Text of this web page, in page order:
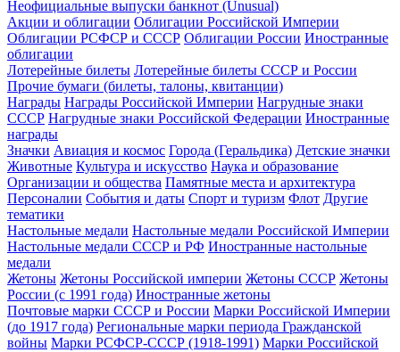
Неофициальные выпуски банкнот (Unusual)
Акции и облигации Облигации Российской Империи
Облигации РСФСР и СССР Облигации России Иностранные
облигации
Лотерейные билеты Лотерейные билеты СССР и России
Прочие бумаги (билеты, талоны, квитанции)
Награды Награды Российской Империи Нагрудные знаки
СССР Нагрудные знаки Российской Федерации Иностранные
награды
Значки Авиация и космос Города (Геральдика) Детские значки
Животные Культура и искусство Наука и образование
Организации и общества Памятные места и архитектура
Персоналии События и даты Спорт и туризм Флот Другие
тематики
Настольные медали Настольные медали Российской Империи
Настольные медали СССР и РФ Иностранные настольные
медали
Жетоны Жетоны Российской империи Жетоны СССР Жетоны
России (с 1991 года) Иностранные жетоны
Почтовые марки СССР и России Марки Российской Империи
(до 1917 года) Региональные марки периода Гражданской
войны Марки РСФСР-СССР (1918-1991) Марки Российской